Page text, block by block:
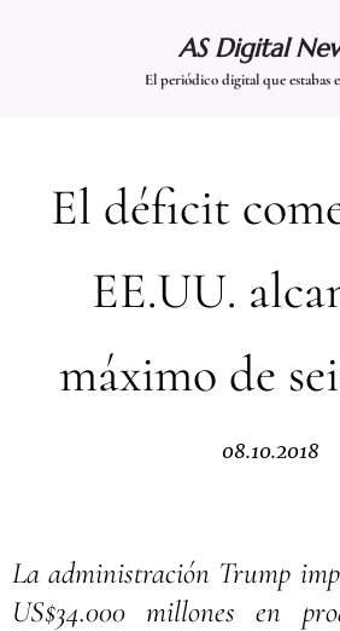
AS Digital
El periódico digital que estabas
El déficit
EE.UU.
máximo de
08.10.2018
La administración Trump
US$34.000 millones en